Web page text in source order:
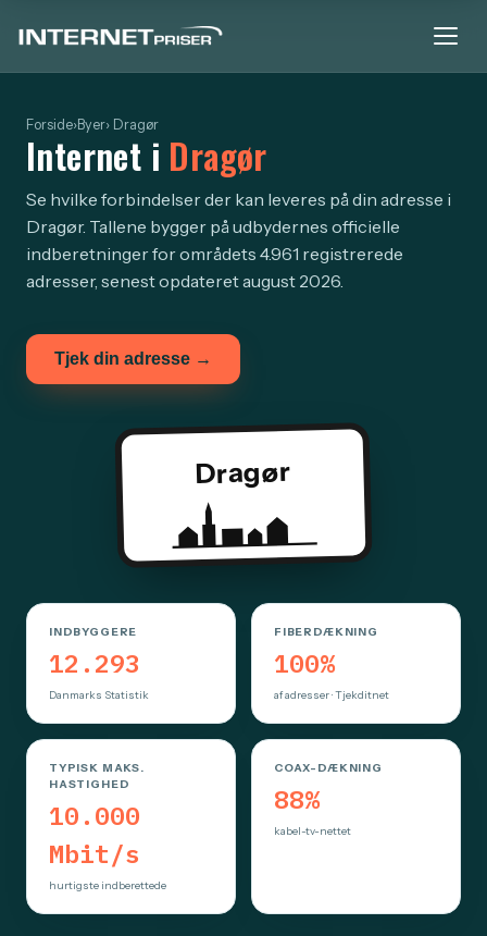
Forside›Byer› Dragør
Internet i Dragør
Se hvilke forbindelser der kan leveres på din adresse i
Dragør. Tallene bygger på udbydernes officielle
indberetninger for områdets 4.961 registrerede
adresser, senest opdateret august 2026.
Tjek din adresse →
Dragør
INDBYGGERE
12.293
Danmarks Statistik
FIBERDÆKNING
100%
af adresser · Tjekditnet
TYPISK MAKS.
HASTIGHED
10.000
Mbit/s
hurtigste indberettede
COAX-DÆKNING
88%
kabel-tv-nettet